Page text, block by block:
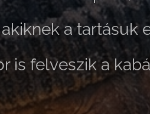
a tartásuk
is felveszik a